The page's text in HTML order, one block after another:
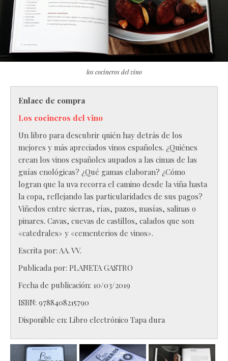
los cocineros del vino
Enlace de compra
Los cocineros del vino
Un libro para descubrir quién hay detrás de los
mejores y más apreciados vinos españoles. ¿Quiénes
crean los vinos españoles aupados a las cimas de las
guías enológicas? ¿Qué gamas elaboran? ¿Cómo
logran que la uva recorra el camino desde la viña hasta
la copa, reflejando las particularidades de sus pagos?
Viñedos entre sierras, rías, pazos, masías, salinas o
pinares. Cavas, cuevas de castillos, calados que son
«catedrales» y «cementerios de vinos».
Escrita por: AA. VV.
Publicada por: PLANETA GASTRO
Fecha de publicación: 10/03/2019
ISBN: 9788408215790
Disponible en: Libro electrónico Tapa dura